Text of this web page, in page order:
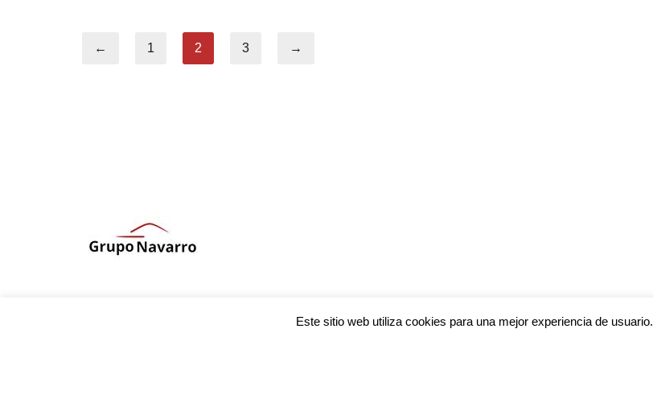
← 1 2 3 →
| Todos los derechos reservados
Este sitio web utiliza cookies para una mejor experiencia de usuario.